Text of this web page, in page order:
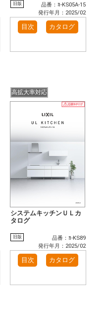
旧版
品番：ﾖ-KS05A-15
発行年月：2025/02
目次 カタログ
高拡大率対応
システムキッチンＵＬカ
タログ
旧版
品番：ﾖ-KS89
発行年月：2025/02
目次 カタログ